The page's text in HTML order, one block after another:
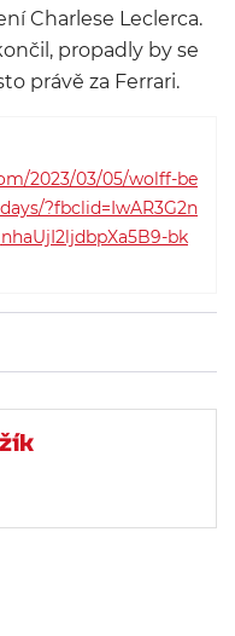
Charlese Leclerca.
propadly by se
právě za Ferrari.
2023/03/05/wolff-be
?fbclid=IwAR3G2n
bk